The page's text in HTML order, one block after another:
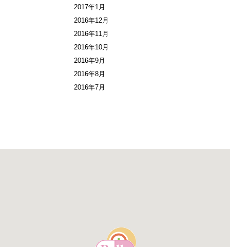
2017年1月
2016年12月
2016年11月
2016年10月
2016年9月
2016年8月
2016年7月